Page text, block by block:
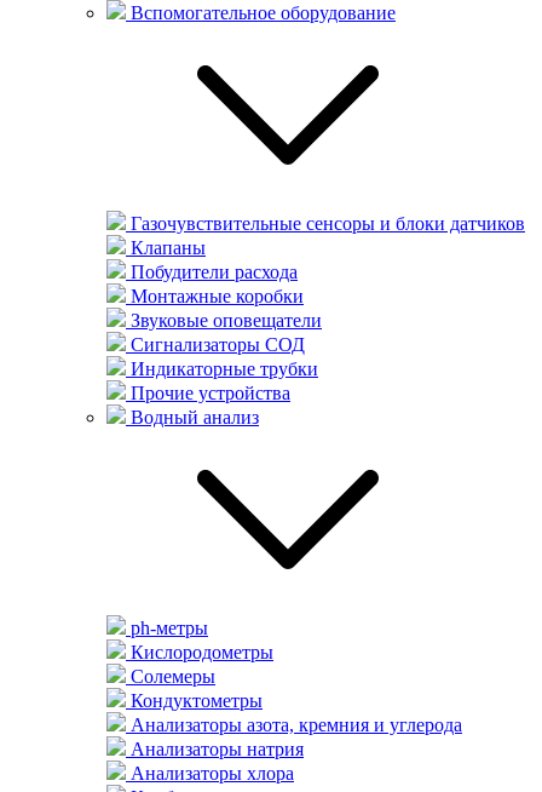
Вспомогательное оборудование
Газочувствительные сенсоры и блоки датчиков
Клапаны
Побудители расхода
Монтажные коробки
Звуковые оповещатели
Сигнализаторы СОД
Индикаторные трубки
Прочие устройства
Водный анализ
ph-метры
Кислородометры
Солемеры
Кондуктометры
Анализаторы азота, кремния и углерода
Анализаторы натрия
Анализаторы хлора